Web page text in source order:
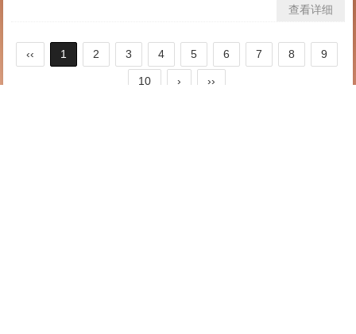
查看详细
‹‹ 1 2 3 4 5 6 7 8 9
10 › ››